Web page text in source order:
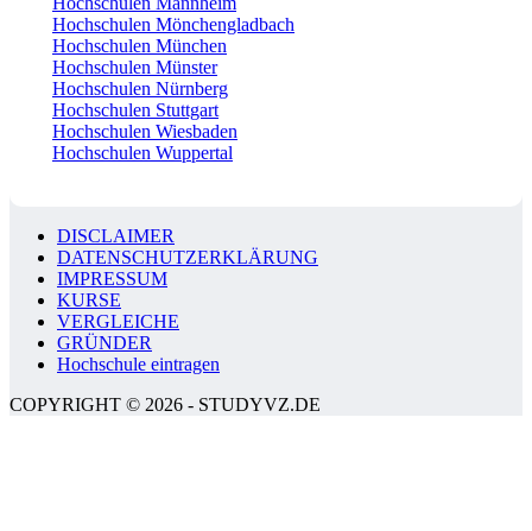
Hochschulen Mönchengladbach
Hochschulen München
Hochschulen Münster
Hochschulen Nürnberg
Hochschulen Stuttgart
Hochschulen Wiesbaden
Hochschulen Wuppertal
DISCLAIMER
DATENSCHUTZERKLÄRUNG
IMPRESSUM
KURSE
VERGLEICHE
GRÜNDER
Hochschule eintragen
COPYRIGHT © 2026 - STUDYVZ.DE